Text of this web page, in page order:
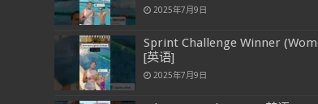
2025年7月9日
Sprint Challenge Winner
[英语]
2025年7月9日